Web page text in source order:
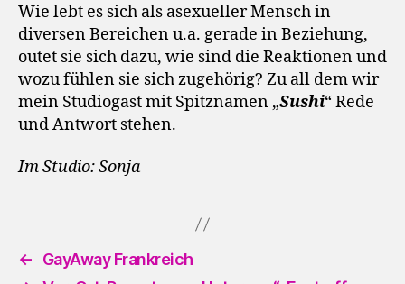
Wie lebt es sich als asexueller Mensch in
diversen Bereichen u.a. gerade in Beziehung,
outet sie sich dazu, wie sind die Reaktionen und
wozu fühlen sie sich zugehörig? Zu all dem wir
mein Studiogast mit Spitznamen „Sushi“ Rede
und Antwort stehen.
Im Studio: Sonja
←
GayAway Frankreich